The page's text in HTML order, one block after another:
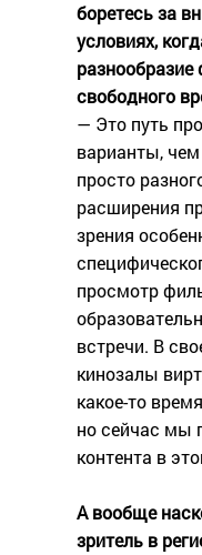
боретесь за
условиях,
свободного
— Это путь
варианты,
просто
расширения
зрения
просмотр
встречи. В
кинозалы
какое-то
но сейчас мы
контента в
А вообще
зритель в